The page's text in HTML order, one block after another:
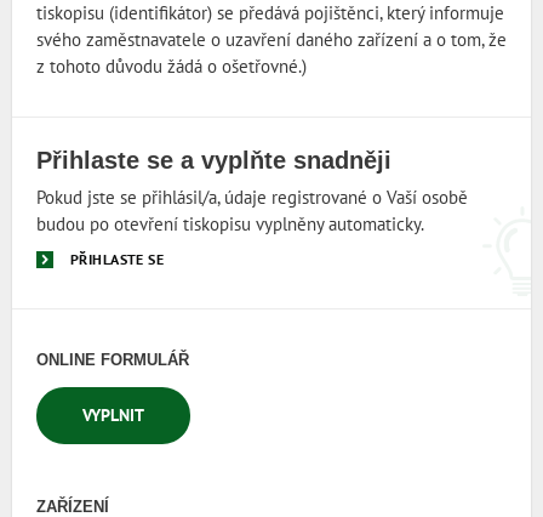
tiskopisu (identifikátor) se předává pojištěnci, který informuje
svého zaměstnavatele o uzavření daného zařízení a o tom, že
z tohoto důvodu žádá o ošetřovné.)
Přihlaste se a vyplňte snadněji
Pokud jste se přihlásil/a, údaje registrované o Vaší osobě
budou po otevření tiskopisu vyplněny automaticky.
PŘIHLASTE SE
ONLINE FORMULÁŘ
VYPLNIT
ZAŘÍZENÍ